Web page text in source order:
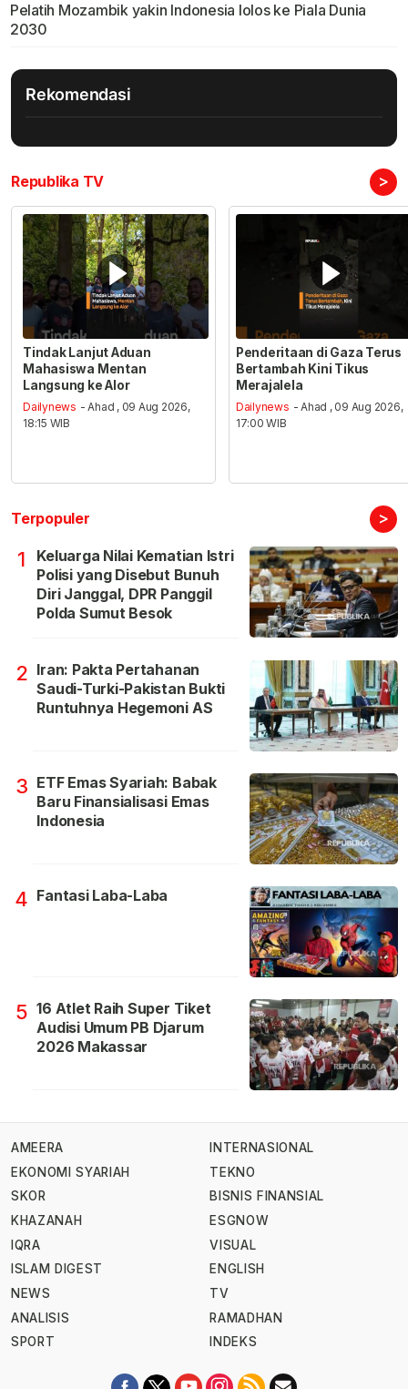
Pelatih Mozambik yakin Indonesia lolos ke Piala Dunia
2030
Rekomendasi
Republika TV >
Tindak Lanjut Aduan
Mahasiswa Mentan
Langsung ke Alor
Dailynews - Ahad , 09 Aug 2026,
18:15 WIB
Penderitaan di Gaza Terus
Bertambah Kini Tikus
Merajalela
Dailynews - Ahad , 09 Aug 2026,
17:00 WIB
Terpopuler >
1
Keluarga Nilai Kematian Istri
Polisi yang Disebut Bunuh
Diri Janggal, DPR Panggil
Polda Sumut Besok
2 Iran: Pakta Pertahanan
Saudi-Turki-Pakistan Bukti
Runtuhnya Hegemoni AS
3 ETF Emas Syariah: Babak
Baru Finansialisasi Emas
Indonesia
4 Fantasi Laba-Laba
5 16 Atlet Raih Super Tiket
Audisi Umum PB Djarum
2026 Makassar
AMEERA
EKONOMI SYARIAH
SKOR
KHAZANAH
IQRA
ISLAM DIGEST
NEWS
ANALISIS
SPORT
INTERNASIONAL
TEKNO
BISNIS FINANSIAL
ESGNOW
VISUAL
ENGLISH
TV
RAMADHAN
INDEKS